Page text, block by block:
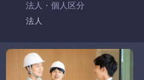
法人・個人区分
法人
許可番号
静岡県知事許可 第027518号